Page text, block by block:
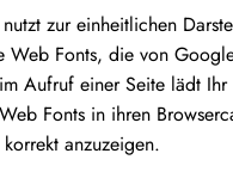
zur einheitlichen
Web Fonts, die von
Aufruf einer Seite lädt Ihr
Fonts in ihren
anzuzeigen.